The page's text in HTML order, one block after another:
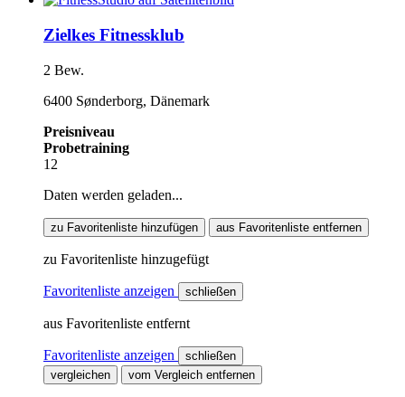
Zielkes Fitnessklub
2 Bew.
6400 Sønderborg, Dänemark
Preisniveau
Probetraining
12
Daten werden geladen...
zu Favoritenliste hinzufügen aus Favoritenliste entfernen
zu Favoritenliste hinzugefügt
Favoritenliste anzeigen schließen
aus Favoritenliste entfernt
Favoritenliste anzeigen
schließen
vergleichen
vom Vergleich entfernen